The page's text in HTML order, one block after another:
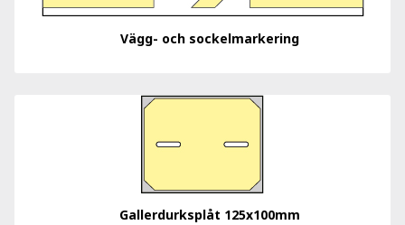
Vägg- och sockelmarkering
Gallerdurksplåt 125x100mm